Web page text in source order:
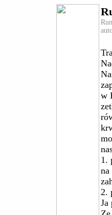
w
1.
na
2.
Ja